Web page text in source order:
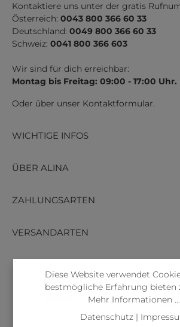
Kontaktiere uns unter der gratis
Österreich: 0043 800 366 60 33
Deutschland: 0049 800 366 60 33
Schweiz: 0041 800 366 603
Wir sind für dich erreichbar:
Montag bis Freitag: 09:00 - 17:00 Uhr.
Oder über unser Kontaktformular.
WICHTIGE INFOS
ÜBER ALINA
ZAHLUNGSARTEN
VERSANDARTEN
Diese Website verwendet
bestmögliche Erfahrung bieten
Mehr Informationen ...
Datenschutz|